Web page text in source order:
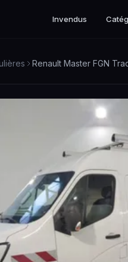
Invendus
Renault Master FGN